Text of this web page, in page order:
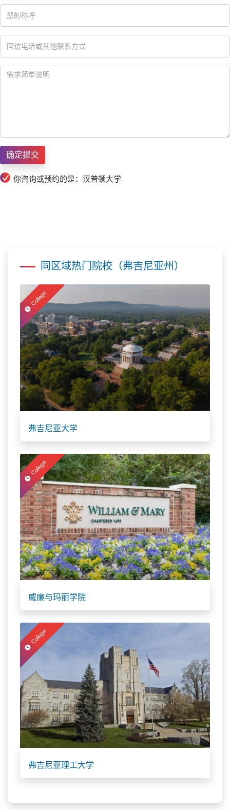
你咨询或预约的是：汉普顿大学
同区域热门院校（弗吉尼亚州）
College
弗吉尼亚大学
College
威廉与玛丽学院
College
弗吉尼亚理工大学